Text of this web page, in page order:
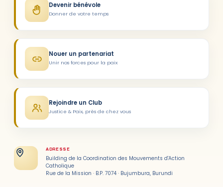
Devenir bénévole
Donner de votre temps
Nouer un partenariat
Unir nos forces pour la paix
Rejoindre un Club
Justice & Paix, près de chez vous
ADRESSE
Building de la Coordination des Mouvements d'Action
Catholique
Rue de la Mission · B.P. 7074 · Bujumbura, Burundi